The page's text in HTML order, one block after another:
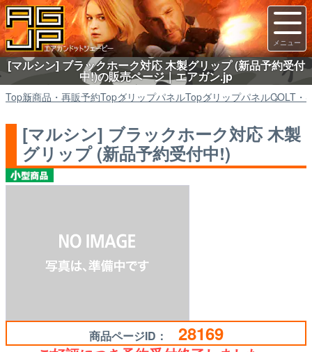
[マルシン] ブラックホーク対応 木製グリップ (新品予約受付
中!)の販売ページ｜エアガン.jp
Top新商品・再販予約TopグリップパネルTopグリップパネルCOLT・
[マルシン] ブラックホーク対応 木製
グリップ (新品予約受付中!)
商品ページID： 28169